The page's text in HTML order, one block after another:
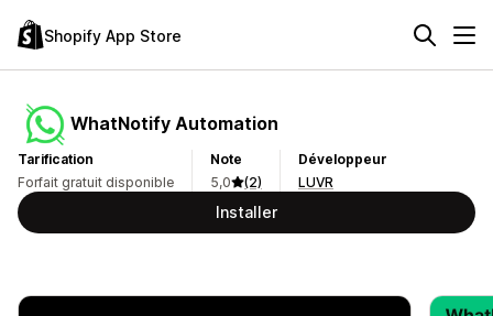
Shopify App Store
WhatNotify Automation
Tarification
Forfait gratuit disponible
Note
5,0
(2)
Développeur
LUVR
Installer